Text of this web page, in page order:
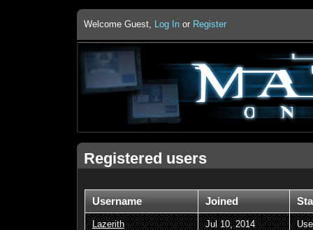
Welcome Guest, Log In or Register
Registered users
Username Joined
Lazerith Jul 10, 2014